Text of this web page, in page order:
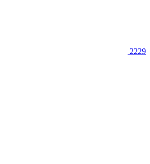
2229